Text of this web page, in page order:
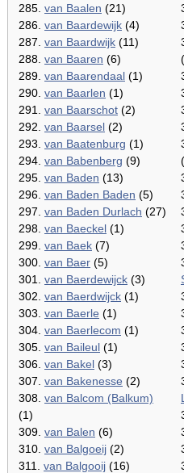
285. van Baalen (21)
286. van Baardewijk (4)
287. van Baardwijk (11)
288. van Baaren (6)
289. van Baarendaal (1)
290. van Baarlen (1)
291. van Baarschot (2)
292. van Baarsel (2)
293. van Baatenburg (1)
294. van Babenberg (9)
295. van Baden (13)
296. van Baden Baden (5)
297. van Baden Durlach (27)
298. van Baeckel (1)
299. van Baek (7)
300. van Baer (5)
301. van Baerdewijck (3)
302. van Baerdwijck (1)
303. van Baerle (1)
304. van Baerlecom (1)
305. van Baileul (1)
306. van Bakel (3)
307. van Bakenesse (2)
308. van Balcom (Balkum)
(1)
309. van Balen (6)
310. van Balgoeij (2)
311. van Balgooij (16)